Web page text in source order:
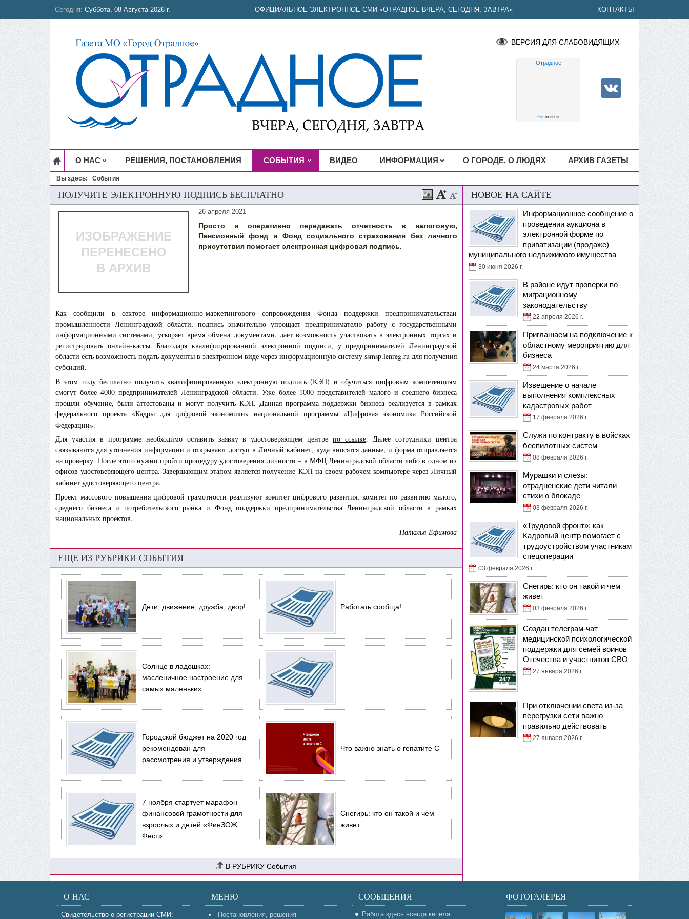
Сегодня: Суббота, 08 Августа 2026 г. ОФИЦИАЛЬНОЕ ЭЛЕКТРОННОЕ СМИ «ОТРАДНОЕ ВЧЕРА, СЕГОДНЯ, ЗАВТРА» КОНТАКТЫ
ВЕРСИЯ ДЛЯ СЛАБОВИДЯЩИХ
Отрадное
Gismeteo
О НАС РЕШЕНИЯ, ПОСТАНОВЛЕНИЯ СОБЫТИЯ ВИДЕО ИНФОРМАЦИЯ О ГОРОДЕ, О ЛЮДЯХ АРХИВ ГАЗЕТЫ
Вы здесь: События
ПОЛУЧИТЕ ЭЛЕКТРОННУЮ ПОДПИСЬ БЕСПЛАТНО
26 апреля 2021
ИЗОБРАЖЕНИЕ
ПЕРЕНЕСЕНО
В АРХИВ
Просто и оперативно передавать отчетность в налоговую,
Пенсионный фонд и Фонд социального страхования без личного
присутствия помогает электронная цифровая подпись.
Как сообщили в секторе информационно-маркетингового сопровождения Фонда поддержки предпринимательстваи
промышленности Ленинградской области, подпись значительно упрощает предпринимателю работу с государственными
информационными системами, ускоряет время обмена документами, дает возможность участвовать в электронных торгах и
регистрировать онлайн-кассы. Благодаря квалифицированной электронной подписи, у предпринимателей Ленинградской
области есть возможность подать документы в электронном виде через информационную систему ssmsp.lenreg.ru для получения
субсидий.
В этом году бесплатно получить квалифицированную электронную подпись (КЭП) и обучиться цифровым компетенциям
смогут более 4000 предпринимателей Ленинградской области. Уже более 1000 представителей малого и среднего бизнеса
прошли обучение, были аттестованы и могут получить КЭП. Данная программа поддержки бизнеса реализуется в рамках
федерального проекта «Кадры для цифровой экономики» национальной программы «Цифровая экономика Российской
Федерации».
Для участия в программе необходимо оставить заявку в удостоверяющем центрепо ссылке. Далее сотрудники центра
связываются для уточнения информации и открывают доступ в Личный кабинет, куда вносятся данные, и форма отправляется
на проверку. После этого нужно пройти процедуру удостоверения личности – в МФЦ Ленинградской области либо в одном из
офисов удостоверяющего центра. Завершающим этапом является получение КЭП на своем рабочем компьютере через Личный
кабинет удостоверяющего центра.
Проект массового повышения цифровой грамотности реализуют комитет цифрового развития, комитет по развитию малого,
среднего бизнеса и потребительского рынка и Фонд поддержки предпринимательства Ленинградской области в рамках
национальных проектов.
Наталья Ефимова
ЕЩЕ ИЗ РУБРИКИ СОБЫТИЯ
Дети, движение, дружба, двор! Работать сообща!
Солнце в ладошках:
масленичное настроение для
самых маленьких
Городской бюджет на 2020 год
рекомендован для
рассмотрения и утверждения
Что важно знать о гепатите С
7 ноября стартует марафон
финансовой грамотности для
взрослых и детей «ФинЗОЖ
Фест»
Снегирь: кто он такой и чем
живет
События
НОВОЕ НА САЙТЕ
Информационное сообщение о
проведении аукциона в
электронной форме по
приватизации (продаже)
муниципального недвижимого имущества
30 июня 2026 г.
В районе идут проверки по
миграционному
законодательству
22 апреля 2026 г.
Приглашаем на подключение к
областному мероприятию для
бизнеса
24 марта 2026 г.
Извещение о начале
выполнения комплексных
кадастровых работ
17 февраля 2026 г.
Служи по контракту в войсках
беспилотных систем
08 февраля 2026 г.
Мурашки и слезы:
отрадненские дети читали
стихи о блокаде
03 февраля 2026 г.
«Трудовой фронт»: как
Кадровый центр помогает с
трудоустройством участникам
спецоперации
03 февраля 2026 г.
Снегирь: кто он такой и чем
живет
03 февраля 2026 г.
Создан телеграм-чат
медицинской психологической
поддержки для семей воинов
Отечества и участников СВО
27 января 2026 г.
При отключении света из-за
перегрузки сети важно
правильно действовать
27 января 2026 г.
О НАС
Свидетельство о регистрации СМИ:
МЕНЮ
Постановления, решения
СООБЩЕНИЯ
Работа здесь всегда кипела
ФОТОГАЛЕРЕЯ